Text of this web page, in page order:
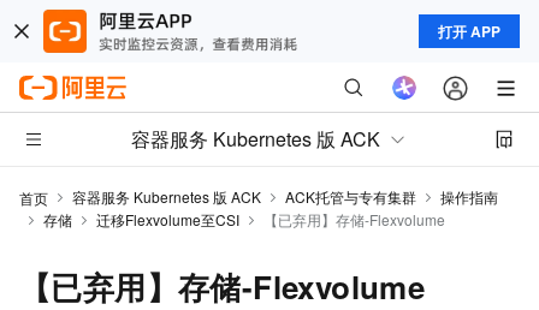
打开 APP
容器服务 Kubernetes 版 ACK
首页 容器服务 Kubernetes 版 ACK ACK托管与专有集群
操作指南
存储
迁移Flexvolume至CSI 【已弃用】存储-Flexvolume
【已弃用】存储-Flexvolume